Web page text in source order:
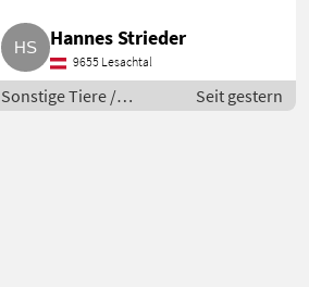
Zuhause. Einer begeistert mit
einer außergewöhnlichen
Appaloosa-Zeichnung, bei
beiden sind die Elte
Hannes Strieder
9655 Lesachtal
Sonstige Tiere /
Alpakas
Seit gestern